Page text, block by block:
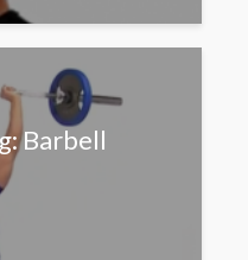
Barbell